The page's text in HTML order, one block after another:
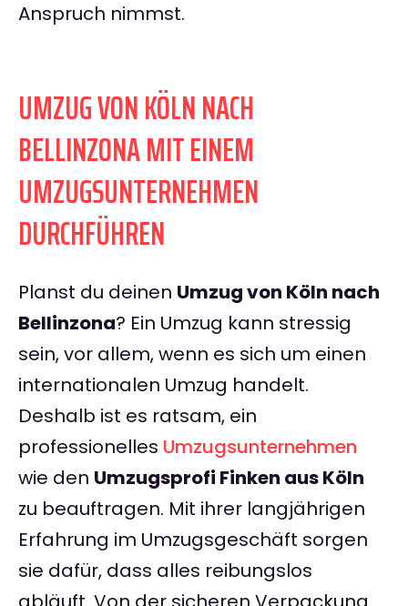
Anspruch nimmst.
UMZUG VON KÖLN NACH
BELLINZONA MIT EINEM
UMZUGSUNTERNEHMEN
DURCHFÜHREN
Planst du deinen Umzug von Köln nach
Bellinzona? Ein Umzug kann stressig
sein, vor allem, wenn es sich um einen
internationalen Umzug handelt.
Deshalb ist es ratsam, ein
professionelles Umzugsunternehmen
wie den Umzugsprofi Finken aus Köln
zu beauftragen. Mit ihrer langjährigen
Erfahrung im Umzugsgeschäft sorgen
sie dafür, dass alles reibungslos